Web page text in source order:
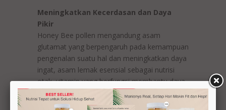
Meningkatkan Kecerdasan dan Daya
Pikir
Honey Bee pollen mengandung asam
glutamat yang berpengaruh pada kemampuan
pengenalan suatu hal dan meningkatkan daya
ingat, asam lemak esensial sebagai nutrisi
otak, vitamin yang berfungsi membantu daya
ingat seperti B1, B3, B6, .
Selain itu peningkatan 25% suplai oksigen oleh